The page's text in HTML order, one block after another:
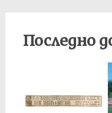
Последно